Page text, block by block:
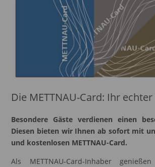
Die METTNAU-Card: Ihr
Besondere Gäste verdienen einen
Diesen bieten wir Ihnen ab sofort mit
und kostenlosen METTNAU-Card.
Als METTNAU-Card-Inhaber